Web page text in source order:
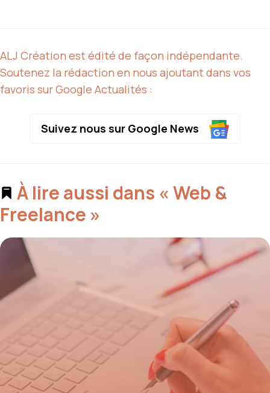
ALJ Création est édité de façon indépendante.
Soutenez la rédaction en nous ajoutant dans vos
favoris sur Google Actualités :
Suivez nous sur Google News
À lire aussi dans « Web &
Freelance »